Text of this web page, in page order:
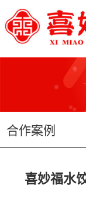
合作案例
喜妙福水